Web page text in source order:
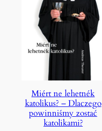
Miért ne lehetnék
katolikus? – Dlaczego
powinniśmy zostać
katolikami?